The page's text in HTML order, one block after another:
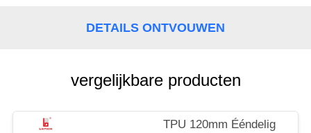
SITEMAP
PRIVACY
DETAILS ONTVOUWEN
vergelijkbare producten
TPU 120mm Ééndelig